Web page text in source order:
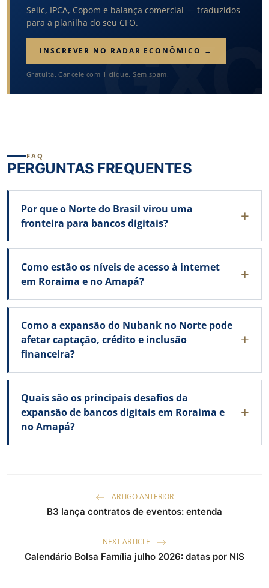
Selic, IPCA, Copom e balança comercial — traduzidos
para a planilha do seu CFO.
INSCREVER NO RADAR ECONÔMICO →
Gratuita. Cancele com 1 clique. Sem spam.
FAQ
PERGUNTAS FREQUENTES
Por que o Norte do Brasil virou uma
fronteira para bancos digitais?
Como estão os níveis de acesso à internet
em Roraima e no Amapá?
Como a expansão do Nubank no Norte pode
afetar captação, crédito e inclusão
financeira?
Quais são os principais desafios da
expansão de bancos digitais em Roraima e
no Amapá?
ARTIGO ANTERIOR
B3 lança contratos de eventos: entenda
NEXT ARTICLE
Calendário Bolsa Família julho 2026: datas por NIS